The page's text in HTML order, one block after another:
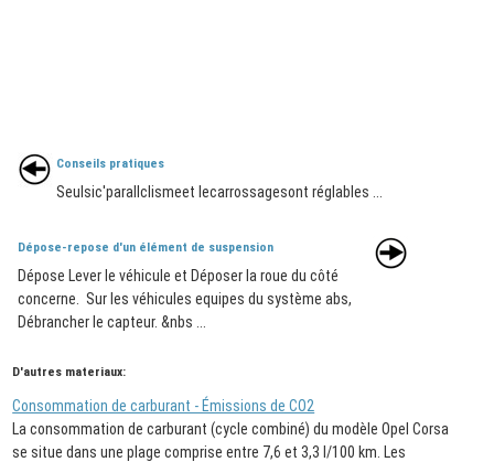
Conseils pratiques
Seulsic'parallclismeet lecarrossagesont réglables ...
Dépose-repose d'un élément de suspension
Dépose Lever le véhicule et Déposer la roue du côté
concerne. Sur les véhicules equipes du système abs,
Débrancher le capteur. &nbs ...
D'autres materiaux:
Consommation de carburant - Émissions de CO2
La consommation de carburant (cycle combiné) du modèle Opel Corsa
se situe dans une plage comprise entre 7,6 et 3,3 l/100 km. Les